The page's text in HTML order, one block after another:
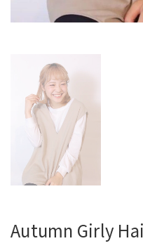
Autumn Girly